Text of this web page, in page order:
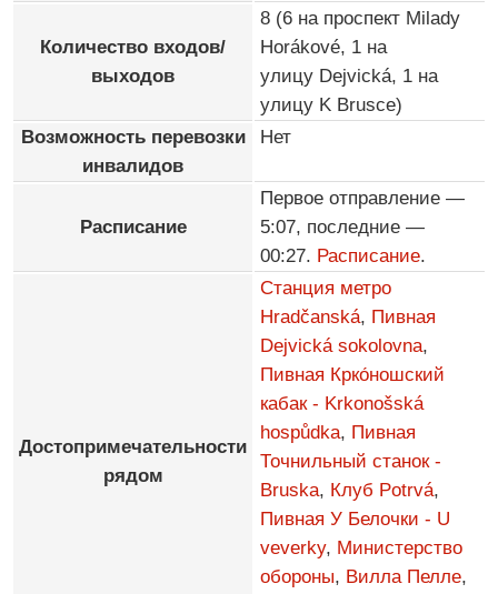
Количество входов/
выходов
8 (6 на проспект Milady
Horákové, 1 на
улицу Dejvická, 1 на
улицу K Brusce)
Возможность перевозки
инвалидов
Нет
Расписание
Первое отправление —
5:07, последние —
00:27. Расписание.
Достопримечательности
рядом
Станция метро
Hradčanská, Пивная
Dejvická sokolovna,
Пивная Крко́ношский
кабак - Krkonošská
hospůdka, Пивная
Точнильный станок -
Bruska, Клуб Potrvá,
Пивная У Белочки - U
veverky, Министерство
обороны, Вилла Пелле,